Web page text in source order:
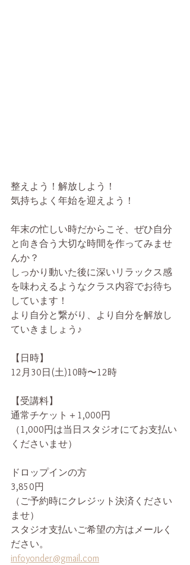
整えよう！解放しよう！
気持ちよく年始を迎えよう！
年末の忙しい時だからこそ、ぜひ自分
と向き合う大切な時間を作ってみませ
んか？
しっかり動いた後に深いリラックス感
を味わえるようなクラス内容でお待ち
しています！
より自分と繋がり、より自分を解放し
ていきましょう♪
【日時】
12月30日(土)10時〜12時
【受講料】
通常チケット＋1,000円
（1,000円は当日スタジオにてお支払い
くださいませ）
ドロップインの方
3,850円
（ご予約時にクレジット決済ください
ませ）
スタジオ支払いご希望の方はメールく
ださい。
infoyonder@gmail.com